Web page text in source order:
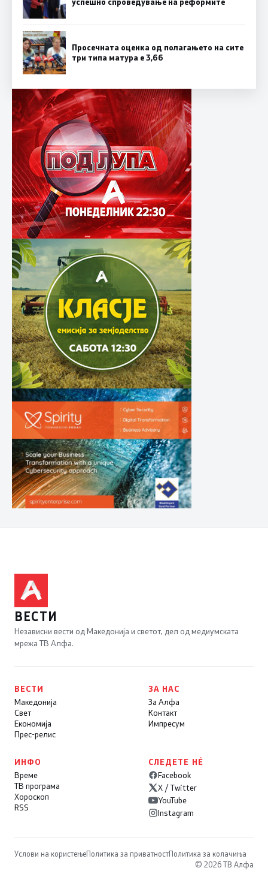
Просечната оценка од полагањето на сите
три типа матура е 3,66
ВЕСТИ
Независни вести од Македонија и светот, дел од медиумската
мрежа ТВ Алфа.
ВЕСТИ
Македонија
Свет
Економија
Прес-релис
ЗА НАС
За Алфа
Контакт
Импресум
ИНФО
Време
ТВ програма
Хороскоп
RSS
СЛЕДЕТЕ НÉ
Facebook
X / Twitter
YouTube
Instagram
Услови на користењеПолитика за приватностПолитика за колачиња
© 2026 ТВ Алфа